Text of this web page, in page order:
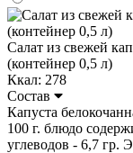
Салат из свежей
(контейнер 0,5 л)
Ккал: 278
Состав
Капуста
100 г. блюдо
углеводов - 6,7 гр.